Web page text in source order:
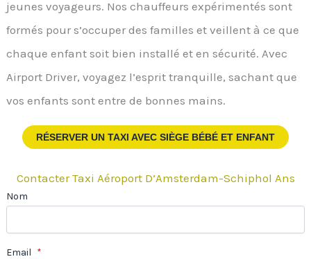
jeunes voyageurs. Nos chauffeurs expérimentés sont
formés pour s’occuper des familles et veillent à ce que
chaque enfant soit bien installé et en sécurité. Avec
Airport Driver, voyagez l’esprit tranquille, sachant que
vos enfants sont entre de bonnes mains.
RÉSERVER UN TAXI AVEC SIÈGE BÉBÉ ET ENFANT
Contacter Taxi Aéroport D’Amsterdam-Schiphol Ans
Nom
Email *